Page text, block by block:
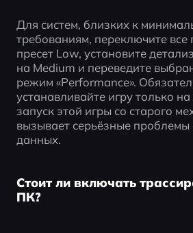
Для систем, близких к
требованиям, переключите
пресет Low, установите
на Medium и переведите
режим «Performance».
устанавливайте игру только
запуск этой игры со старого
вызывает серьёзные проблемы
данных.
Стоит ли включать
ПК?